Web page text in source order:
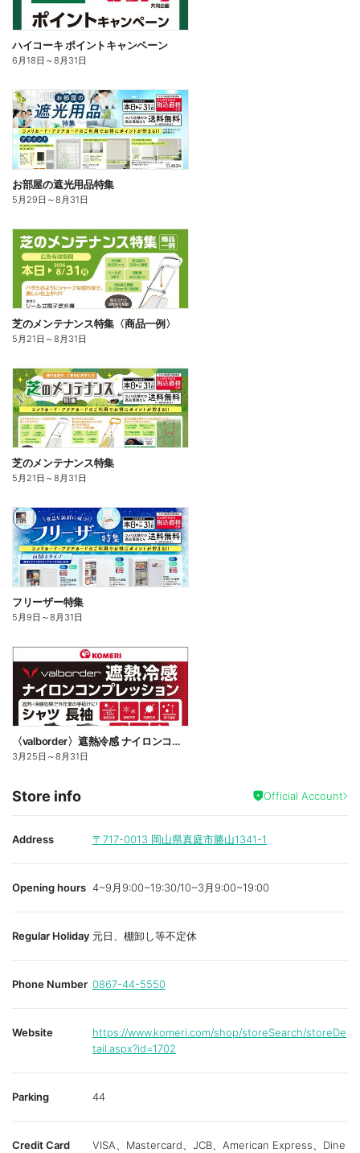
ハイコーキ ポイントキャンペーン
6月18日 ～8月31日
お部屋の遮光用品特集
5月29日 ～8月31日
芝のメンテナンス特集〈商品一例〉
5月21日 ～8月31日
芝のメンテナンス特集
5月21日 ～8月31日
フリーザー特集
5月9日 ～8月31日
〈valborder〉遮熱冷感 ナイロンコンプレッション
3月25日 ～8月31日
Store info Official Account
Address 〒717-0013 岡山県真庭市勝山1341-1
Opening hours 4~9月9:00~19:30/10~3月9:00~19:00
Regular Holiday 元日、棚卸し等不定休
Phone Number 0867-44-5550
Website
https://www.komeri.com/shop/storeSearch/storeDe
tail.aspx?id=1702
Parking 44
Credit Card
VISA、Mastercard、JCB、American Express、Dine